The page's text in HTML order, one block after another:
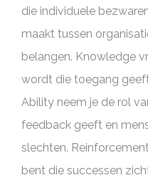
die individuele
maakt tussen
belangen. Knowledge
wordt die toegang
Ability neem je de rol
feedback geeft en
slechten.
bent die successen